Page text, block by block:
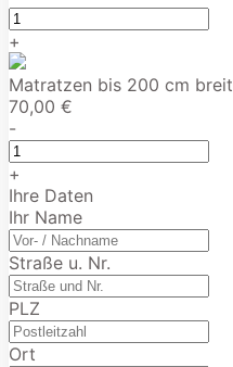
+
Matratzen bis 200 cm breit
70,00 €
-
+
Ihre Daten
Ihr Name
Straße u. Nr.
PLZ
Ort